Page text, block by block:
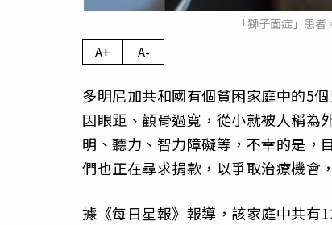
「獅子面症」患
A+ A-
多明尼加共和國有個貧困家庭中的5
因眼距、顴骨過寬，從小就被人稱為
明、聽力、智力障礙等，不幸的是，
們也正在尋求捐款，以爭取治療機會
據《每日星報》報導，該家庭中共有